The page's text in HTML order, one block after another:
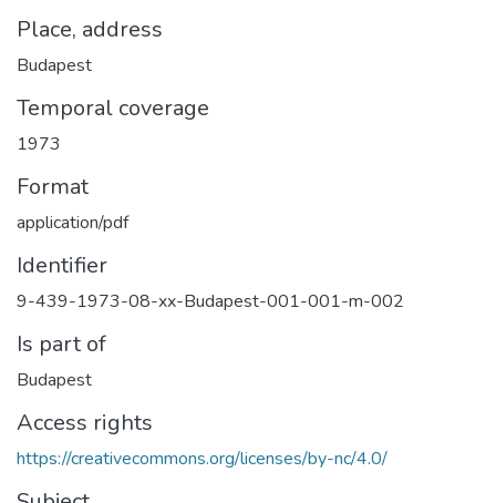
Place, address
Budapest
Temporal coverage
1973
Format
application/pdf
Identifier
9-439-1973-08-xx-Budapest-001-001-m-002
Is part of
Budapest
Access rights
https://creativecommons.org/licenses/by-nc/4.0/